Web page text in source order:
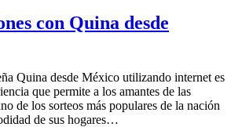
con Quina desde
Quina desde México utilizando internet es
que permite a los amantes de las
de los sorteos más populares de la nación
de sus hogares…